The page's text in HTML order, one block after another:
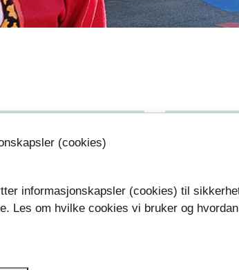
hovedstyre
(cookies)
informasjonskapsler (cookies) til
Les om hvilke cookies vi bruker og